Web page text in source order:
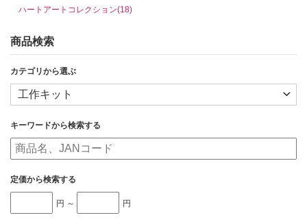
ハートアートコレクション(18)
商品検索
カテゴリから選ぶ
キーワードから検索する
定価から検索する
円 ～ 円